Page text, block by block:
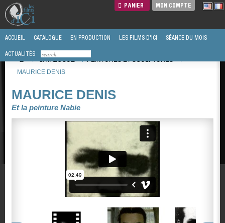
PANIER MON COMPTE
ACCUEIL CATALOGUE EN PRODUCTION LES FILMS D'ICI SÉANCE DU MOIS
ACTUALITÉS
/
CATALOGUE / PEINTURES ET SCULPTURES
/
MAURICE DENIS
MAURICE DENIS
Et la peinture Nabie